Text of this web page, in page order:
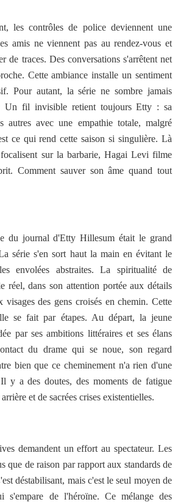
les contrôles de police deviennent une
amis ne viennent pas au rendez-vous et
de traces. Des conversations s'arrêtent net
Cette ambiance installe un sentiment
Pour autant, la série ne sombre jamais
Un fil invisible retient toujours Etty : sa
autres avec une empathie totale, malgré
ce qui rend cette saison si singulière. Là
sur la barbarie, Hagai Levi filme
Comment sauver son âme quand tout
du journal d'Etty Hillesum était le grand
série s'en sort haut la main en évitant le
envolées abstraites. La spiritualité de
réel, dans son attention portée aux détails
des gens croisés en chemin. Cette
se fait par étapes. Au départ, la jeune
par ses ambitions littéraires et ses élans
du drame qui se noue, son regard
bien que ce cheminement n'a rien d'une
y a des doutes, des moments de fatigue
et de sacrées crises existentielles.
demandent un effort au spectateur. Les
que de raison par rapport aux standards de
déstabilisant, mais c'est le seul moyen de
s'empare de l'héroïne. Ce mélange des